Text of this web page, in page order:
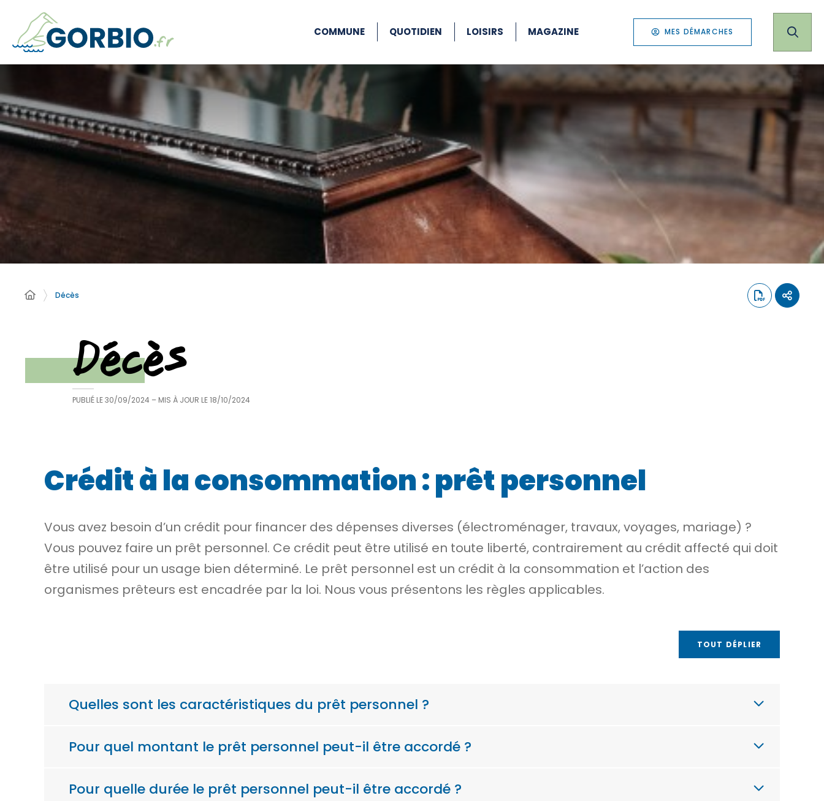
COMMUNE QUOTIDIEN LOISIRS MAGAZINE MES DÉMARCHES
Décès
Décès
PUBLIÉ LE30/09/2024 – MIS À JOUR LE18/10/2024
Crédit à la consommation : prêt personnel
Vous avez besoin d’un crédit pour financer des dépenses diverses (électroménager, travaux, voyages, mariage) ?
Vous pouvez faire un prêt personnel. Ce crédit peut être utilisé en toute liberté, contrairement au crédit affecté qui doit
être utilisé pour un usage bien déterminé. Le prêt personnel est un crédit à la consommation et l’action des
organismes prêteurs est encadrée par la loi. Nous vous présentons les règles applicables.
TOUT DÉPLIER
Quelles sont les caractéristiques du prêt personnel ?
Pour quel montant le prêt personnel peut-il être accordé ?
Pour quelle durée le prêt personnel peut-il être accordé ?